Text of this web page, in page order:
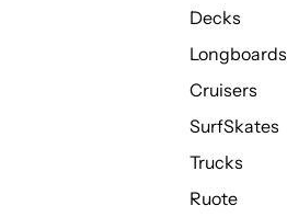
Decks
Longboards
Cruisers
SurfSkates
Trucks
Ruote